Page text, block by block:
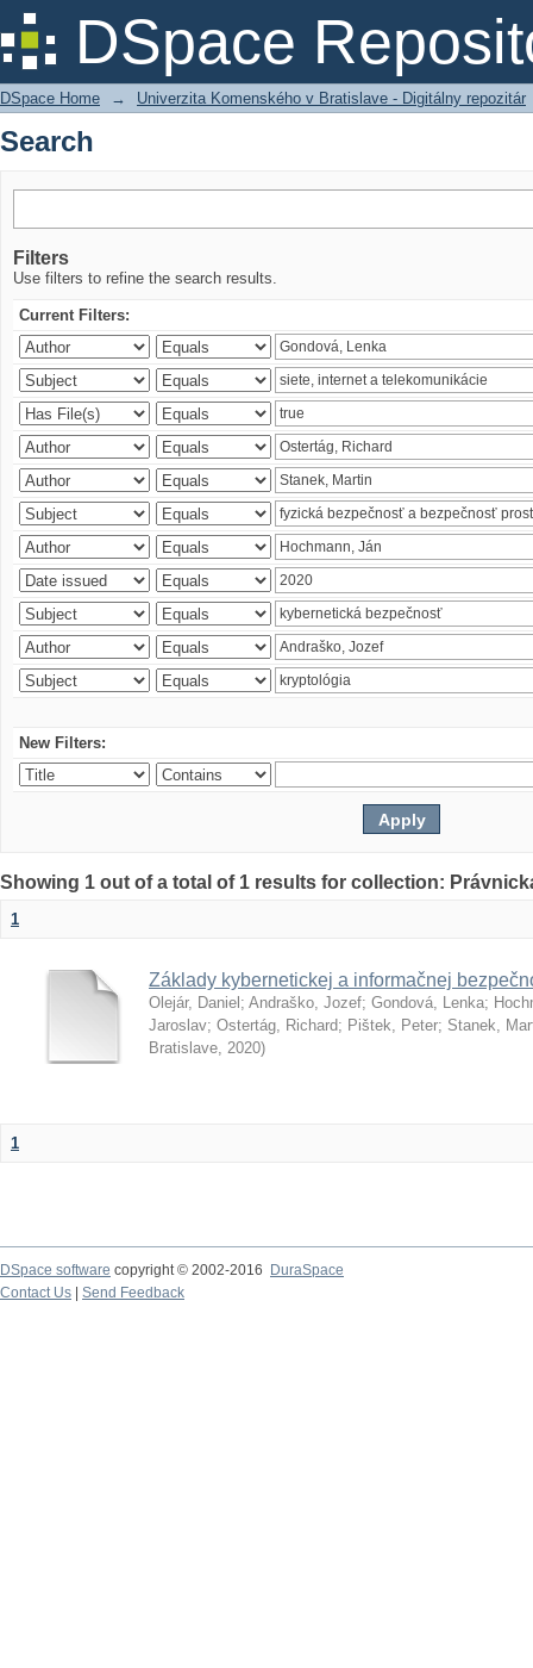
DSpace
Search
DSpace Home → Univerzita Komenského v Bratislave - Digitálny repozitár
Search
Filters
Use filters to refine the search results.
Current Filters:
New Filters:
Showing 1 out of a total of 1 results for collection:
1
Základy kybernetickej a informačnej
Olejár, Daniel ; Andraško, Jozef; Gondová, Lenka;
Jaroslav; Ostertág, Richard; Pištek, Peter; Stanek,
Bratislave, 2020)
1
DSpace software copyright © 2002-2016
DuraSpace
Contact Us
Send Feedback